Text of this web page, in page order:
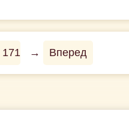
171 → Вперед